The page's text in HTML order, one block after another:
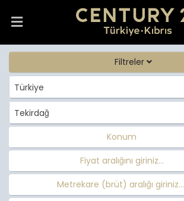
Filtreler
Türkiye
Tekirdağ
Konum
Fiyat aralığını giriniz...
Metrekare (brüt) aralığı giriniz...